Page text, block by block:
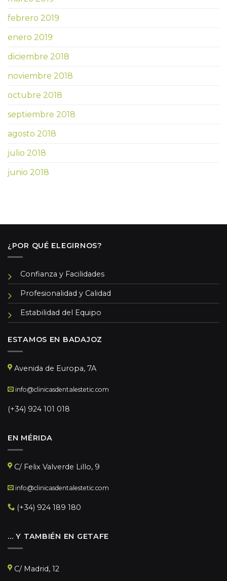
febrero 2019
enero 2019
diciembre 2018
noviembre 2018
octubre 2018
septiembre 2018
agosto 2018
julio 2018
junio 2018
¿POR QUÉ ELEGIRNOS?
Confianza y Facilidades
Profesionalidad y Calidad
Estabilidad del Equipo
ESTAMOS EN BADAJOZ
Avenida de Europa, 7A
info@clinicasdentalestetic.com
(+34) 924 101 018
EN MÉRIDA
C/ Felix Valverde Lillo, 9
info@clinicasdentalestetic.com
(+34) 924 189 180
… Y TAMBIÉN EN GETAFE
C/ Madrid, 12